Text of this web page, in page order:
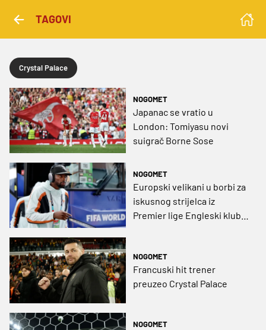
TAGOVI
Crystal Palace
NOGOMET
Japanac se vratio u
London: Tomiyasu novi
suigrač Borne Sose
NOGOMET
Europski velikani u borbi za
iskusnog strijelca iz
Premier lige Engleski klub
NOGOMET
Francuski hit trener
preuzeo Crystal Palace
NOGOMET